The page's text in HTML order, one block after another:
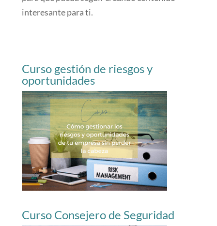
interesante para ti.
Curso gestión de riesgos y
oportunidades
Curso Consejero de Seguridad